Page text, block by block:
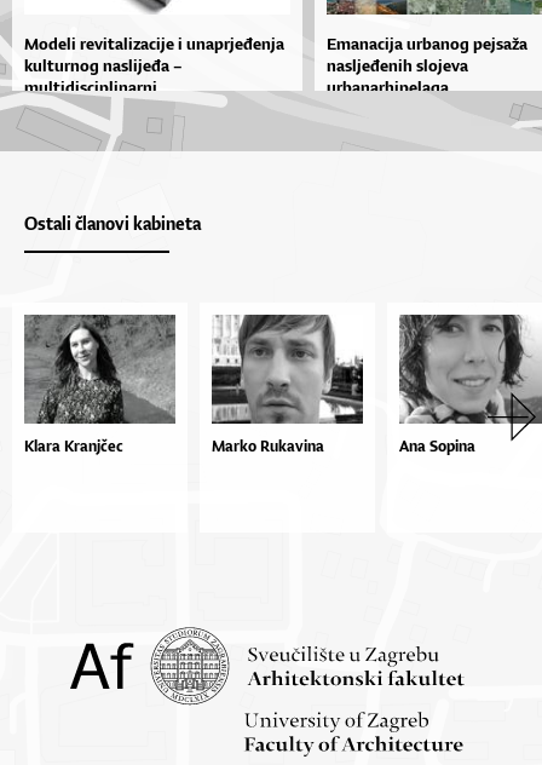
Modeli revitalizacije i unaprjeđenja
kulturnog naslijeđa –
multidisciplinarni...
Emanacija urbanog pejsaža
nasljeđenih slojeva
urbanarhipelaga
Ostali članovi kabineta
Klara Kranjčec Marko Rukavina Ana Sopina